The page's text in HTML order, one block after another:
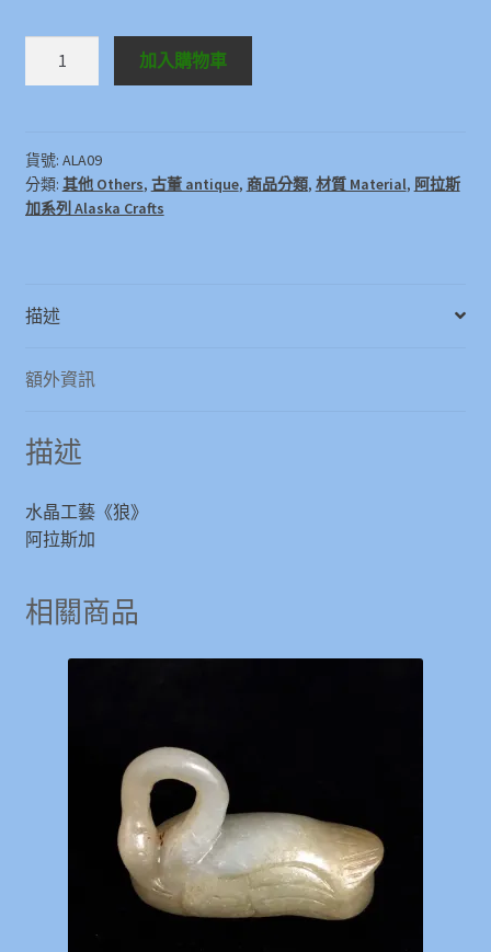
《狼》
阿
拉
量
加入購物車
貨號: ALA09
分類: 其他 Others, 古董 antique, 商品分類, 材質 Material, 阿拉斯
加系列 Alaska Crafts
描述
額外資訊
描述
水晶工藝《狼》
阿拉斯加
相關商品